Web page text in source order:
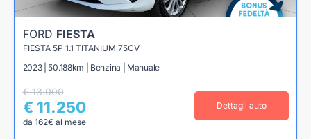
FORD FIESTA
FIESTA 5P 1.1 TITANIUM 75CV
2023 | 50.188km | Benzina | Manuale
€ 13.000
€ 11.250
da 162€ al mese
Dettagli auto